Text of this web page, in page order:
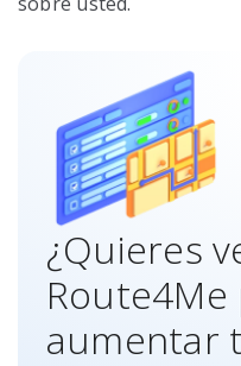
¿Quieres
aumentar